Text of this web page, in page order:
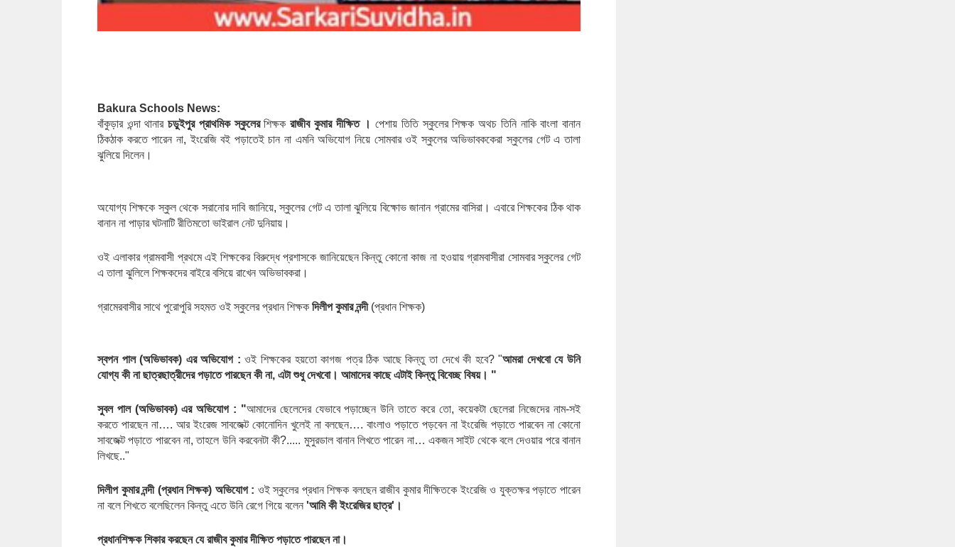
Bakura Schools News:
বাঁকুড়ার ওন্দা থানার চড়ুইপুর প্রাথমিক স্কুলের শিক্ষক রাজীব কুমার দীক্ষিত । পেশায় তিতি স্কুলের শিক্ষক অথচ তিনি নাকি বাংলা বানান
ঠিকঠাক করতে পারেন না, ইংরেজি বই পড়াতেই চান না এমনি অভিযোগ নিয়ে সোমবার ওই স্কুলের অভিভাবককেরা স্কুলের গেট এ তালা
ঝুলিয়ে দিলেন।
অযোগ্য শিক্ষকে স্কুল থেকে সরানোর দাবি জানিয়ে, স্কুলের গেট এ তালা ঝুলিয়ে বিক্ষোভ জানান গ্রামের বাসিরা। এবারে শিক্ষকের ঠিক থাক
বানান না পাড়ার ঘটনাটি রীতিমতো ভাইরাল নেট দুনিয়ায়।
ওই এলাকার গ্রামবাসী প্রথমে এই শিক্ষকের বিরুদ্ধে প্রশাসকে জানিয়েছেন কিন্তু কোনো কাজ না হওয়ায় গ্রামবাসীরা সোমবার স্কুলের গেট
এ তালা ঝুলিলে শিক্ষকদের বাইরে বসিয়ে রাখেন অভিভাবকরা।
গ্রামেরবাসীর সাথে পুরোপুরি সহমত ওই স্কুলের প্রধান শিক্ষক দিলীপ কুমার নন্দী (প্রধান শিক্ষক)
স্বপন পাল (অভিভাবক) এর অভিযোগ : ওই শিক্ষকের হয়তো কাগজ পত্র ঠিক আছে কিন্তু তা দেখে কী হবে? "আমরা দেখবো যে উনি
যোগ্য কী না ছাত্রছাত্রীদের পড়াতে পারছেন কী না, এটা শুধু দেখবো। আমাদের কাছে এটাই কিন্তু বিবেচ্ছ বিষয়। "
সুবল পাল (অভিভাবক) এর অভিযোগ : "আমাদের ছেলেদের যেভাবে পড়াচ্ছেন উনি তাতে করে তো, কয়েকটা ছেলেরা নিজেদের নাম-সই
করতে পারছেন না…. আর ইংরেজ সাবজেক্ট কোনোদিন খুলেই না বলছেন…. বাংলাও পড়াতে পড়বেন না ইংরেজি পড়াতে পারবেন না কোনো
সাবজেক্ট পড়াতে পারবেন না, তাহলে উনি করবেনটা কী?..... মুসুরডাল বানান লিখতে পারেন না… একজন সাইট থেকে বলে দেওয়ার পরে বানান
লিখছে.."
দিলীপ কুমার নন্দী (প্রধান শিক্ষক) অভিযোগ : ওই স্কুলের প্রধান শিক্ষক বলছেন রাজীব কুমার দীক্ষিতকে ইংরেজি ও যুক্তক্ষর পড়াতে পারেন
না বলে শিখতে বলেছিলেন কিন্তু এতে উনি রেগে গিয়ে বলেন 'আমি কী ইংরেজির ছাত্র'।
প্রধানশিক্ষক শিকার করছেন যে রাজীব কুমার দীক্ষিত পড়াতে পারছেন না।